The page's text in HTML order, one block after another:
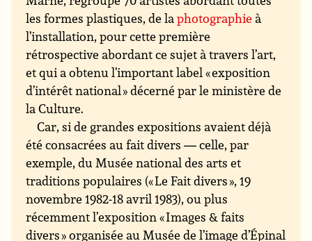
les formes plastiques, de laphotographie à
l’installation, pour cette première
rétrospective abordant ce sujet à travers l’art,
et qui a obtenu l’important label « exposition
d’intérêt national » décerné par le ministère de
la Culture.
Car, si de grandes expositions avaient déjà
été consacrées au fait divers — celle, par
exemple, du Musée national des arts et
traditions populaires (« Le Fait divers », 19
novembre 1982-18 avril 1983), ou plus
récemment l’exposition « Images & faits
divers » organisée au Musée de l’image d’Épinal